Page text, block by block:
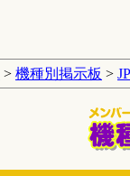
> 機種別掲示板 >